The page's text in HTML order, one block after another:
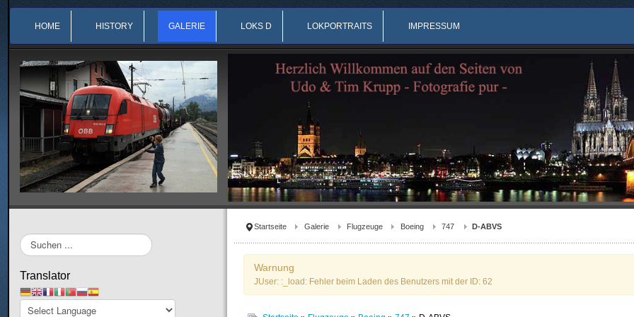
HOME HISTORY GALERIE LOKS D LOKPORTRAITS IMPRESSUM
Startseite Galerie Flugzeuge Boeing 747 D-ABVS
Warnung
JUser: :_load: Fehler beim Laden des Benutzers mit der ID: 62
Suchen
...
Translator